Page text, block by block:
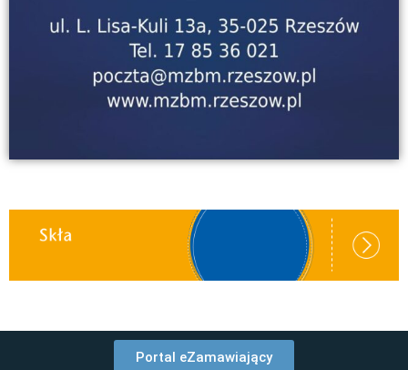
Portal eZamawiający